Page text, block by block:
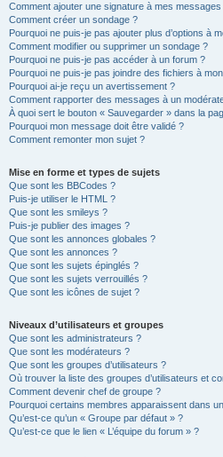
Comment ajouter une signature à mes messages
Comment créer un sondage ?
Pourquoi ne puis-je pas ajouter plus d’options à
Comment modifier ou supprimer un sondage ?
Pourquoi ne puis-je pas accéder à un forum ?
Pourquoi ne puis-je pas joindre des fichiers à
Pourquoi ai-je reçu un avertissement ?
Comment rapporter des messages à un
À quoi sert le bouton « Sauvegarder » dans la
Pourquoi mon message doit être validé ?
Comment remonter mon sujet ?
Mise en forme et types de sujets
Que sont les BBCodes ?
Puis-je utiliser le HTML ?
Que sont les smileys ?
Puis-je publier des images ?
Que sont les annonces globales ?
Que sont les annonces ?
Que sont les sujets épinglés ?
Que sont les sujets verrouillés ?
Que sont les icônes de sujet ?
Niveaux d’utilisateurs et groupes
Que sont les administrateurs ?
Que sont les modérateurs ?
Que sont les groupes d’utilisateurs ?
Où trouver la liste des groupes d’utilisateurs et
Comment devenir chef de groupe ?
Pourquoi certains membres apparaissent dans
Qu’est-ce qu’un « Groupe par défaut » ?
Qu’est-ce que le lien « L’équipe du forum » ?